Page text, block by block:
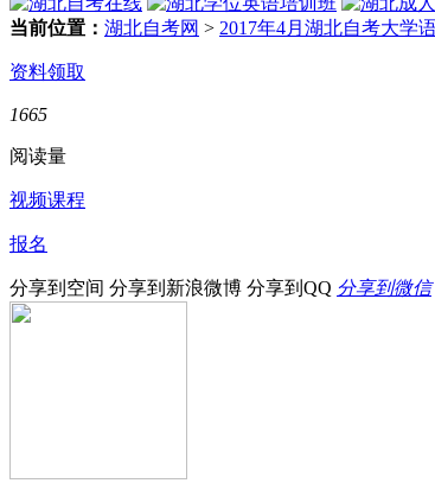
当前位置： 湖北自考网 > 2017年4月湖北自考大学
资料领取
1665
阅读量
视频课程
报名
分享到空间 分享到新浪微博 分享到QQ 分享到微信